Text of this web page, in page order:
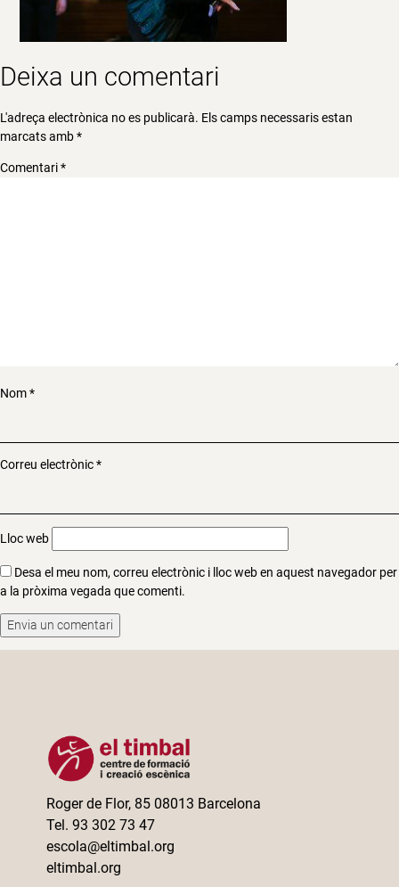
Deixa un comentari
L'adreça electrònica no es publicarà. Els camps necessaris estan
marcats amb*
Comentari*
Nom*
Correu electrònic*
Lloc web
Desa el meu nom, correu electrònic i lloc web en aquest navegador per
a la pròxima vegada que comenti.
Roger de Flor, 85 08013 Barcelona
Tel. 93 302 73 47
escola@eltimbal.org
eltimbal.org